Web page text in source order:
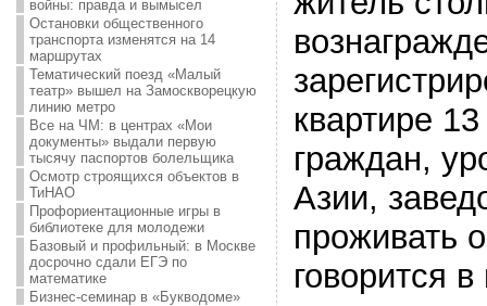
войны: правда и вымысел
Остановки общественного
транспорта изменятся на 14
маршрутах
Тематический поезд «Малый
театр» вышел на Замоскворецкую
линию метро
Все на ЧМ: в центрах «Мои
документы» выдали первую
тысячу паспортов болельщика
Осмотр строящихся объектов в
ТиНАО
Профориентационные игры в
библиотеке для молодежи
Базовый и профильный: в Москве
досрочно сдали ЕГЭ по
математике
Бизнес-семинар в «Букводоме»
квартире
граждан,
Азии,
проживать
говорится